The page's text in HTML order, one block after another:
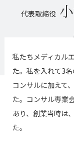
代表取締役
私たちメディカル
た。私を入れて3名
コンサルに加えて
た。コンサル専業
あり、創業当時は
た。